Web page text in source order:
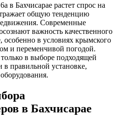
в Бахчисарае растет спрос на
общую тенденцию
Современные
важность качественного
особенно в условиях крымского
и переменчивой погодой.
в выборе подходящей
правильной установке,
в Бахчисарае